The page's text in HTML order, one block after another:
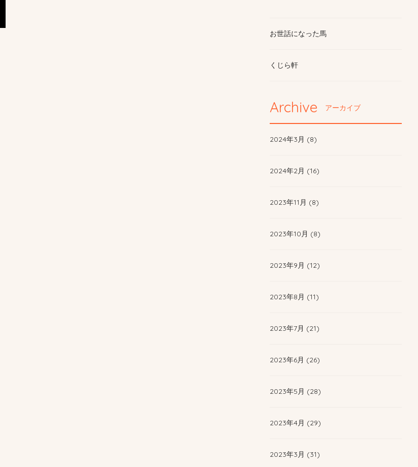
お世話になった馬
くじら軒
Archive アーカイブ
2024年3月 (8)
2024年2月 (16)
2023年11月 (8)
2023年10月 (8)
2023年9月 (12)
2023年8月 (11)
2023年7月 (21)
2023年6月 (26)
2023年5月 (28)
2023年4月 (29)
2023年3月 (31)